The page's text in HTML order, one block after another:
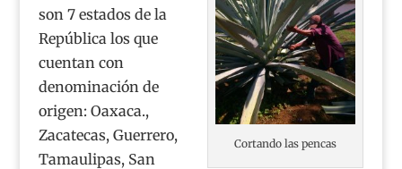
Cortando las pencas
son 7 estados de la
República los que
cuentan con
denominación de
origen: Oaxaca.,
Zacatecas, Guerrero,
Tamaulipas, San